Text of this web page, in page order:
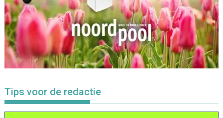
Tips voor de redactie